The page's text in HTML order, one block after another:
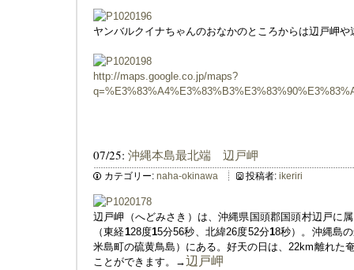
ヤンバルクイナちゃんのおなかのところからは辺戸岬
http://maps.google.co.jp/maps?
07/25: 沖縄本島最北端 辺戸岬
カテゴリー: naha-okinawa 投稿者: ikeriri
辺戸岬（へどみさき）は、沖縄県国頭郡国頭村辺戸に
（東経128度15分56秒、北緯26度52分18秒）。沖縄島
米島町の硫黄鳥島）にある。好天の日は、22km離れた
ことができます。→辺戸岬